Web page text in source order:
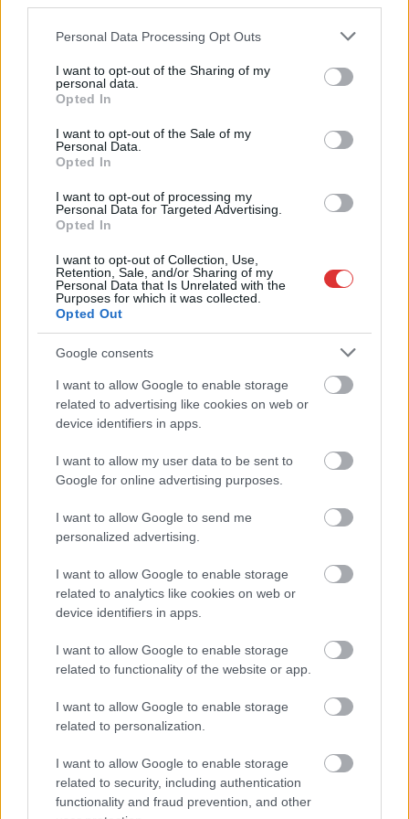
Please note that this website/app uses one or more Google
not limited to your visit or usage behaviour. You may click to
grant or deny consent to Google and its third-party tags to
use your data for below specified purposes in below Google
consent section.
Personal Data Processing Opt Outs
I want to opt-out of the Sharing of my
personal data.
Opted In
I want to opt-out of the Sale of my
Personal Data.
Opted In
I want to opt-out of processing my
Personal Data for Targeted Advertising.
Opted In
I want to opt-out of Collection, Use,
Retention, Sale, and/or Sharing of my
Personal Data that Is Unrelated with the
Purposes for which it was collected.
Opted Out
Google consents
I want to allow Google to enable storage
related to advertising like cookies on web or
device identifiers in apps.
I want to allow my user data to be sent to
Google for online advertising purposes.
I want to allow Google to send me
personalized advertising.
I want to allow Google to enable storage
related to analytics like cookies on web or
device identifiers in apps.
I want to allow Google to enable storage
related to functionality of the website or app.
I want to allow Google to enable storage
related to personalization.
I want to allow Google to enable storage
related to security, including authentication
functionality and fraud prevention, and other
2026.08.07. Horváth Zsolt
Györfi Mihály több tucat vállalkozással egyeztetett
Rövid idő alatt számos vállalkozás jelezte, hogy segítene
azoknak a munkavállalóknak, akik a tószegi kerékpárgyár
bezárása...
Szolnok
Hírlevél feliratkozás
Adja meg keresztnevét:
meg e-mail címét:
Megismertem és elfogadom a GDPR-szabályzat